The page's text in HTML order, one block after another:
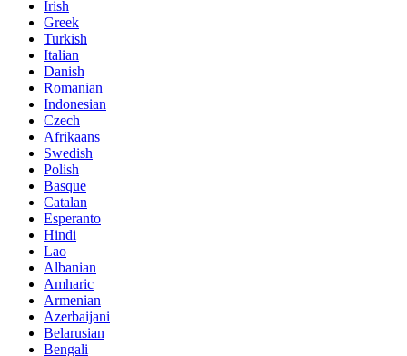
Irish
Greek
Turkish
Italian
Danish
Romanian
Indonesian
Czech
Afrikaans
Swedish
Polish
Basque
Catalan
Esperanto
Hindi
Lao
Albanian
Amharic
Armenian
Azerbaijani
Belarusian
Bengali